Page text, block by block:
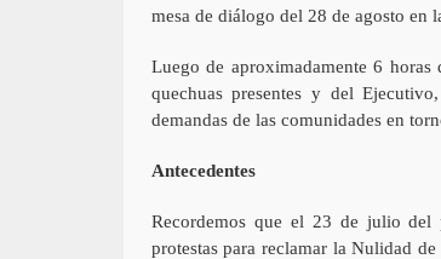
mesa de diálogo del 28 de agosto
Luego de aproximadamente 6 horas
quechuas presentes y del
demandas de las comunidades en
Antecedentes
Recordemos que el 23 de julio del
protestas para reclamar la Nulidad